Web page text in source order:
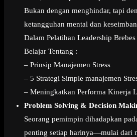
Bukan dengan menghindar, tapi
ketangguhan mental dan
Dalam Pelatihan Leadership
Belajar Tentang :
– Prinsip Manajemen Stress
– 5 Strategi Simple manajemen
– Meningkatkan Performa Kinerja
Problem Solving & Decision
Seorang pemimpin dihadapkan
penting setiap harinya—mulai dari